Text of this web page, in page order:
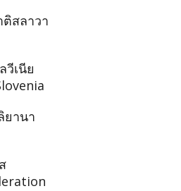
ติสลาวา
วีเนีย
ยานา